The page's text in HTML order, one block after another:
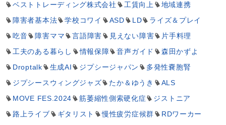
ベストトレーディング株式会社
工賃向上
地域連携
障害者基本法
学校コワイ ASD LD
ライズ＆プレイ
吃音
障害ママ 言語障害 見えない障害
片手料理
工夫のある暮らし
情報保障 音声ガイド
森田かずよ
Droptalk
生成AI ジプシージャパン
多発性嚢胞腎
ジプシースウィングジャズ
たか＆ゆうき
ALS
MOVE FES.2024
筋萎縮性側索硬化症
ジストニア
路上ライブ
ギタリスト 慢性疲労症候群
RDワーカー